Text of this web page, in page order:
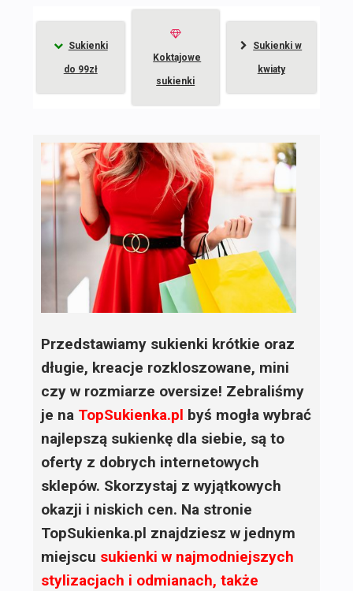
Sukienki
do 99zł
Koktajowe
sukienki
Sukienki w
kwiaty
Przedstawiamy sukienki krótkie oraz
długie, kreacje rozkloszowane, mini
czy w rozmiarze oversize! Zebraliśmy
je na TopSukienka.pl byś mogła wybrać
najlepszą sukienkę dla siebie, są to
oferty z dobrych internetowych
sklepów. Skorzystaj z wyjątkowych
okazji i niskich cen. Na stronie
TopSukienka.pl znajdziesz w jednym
miejscu sukienki w najmodniejszych
stylizacjach i odmianach, także